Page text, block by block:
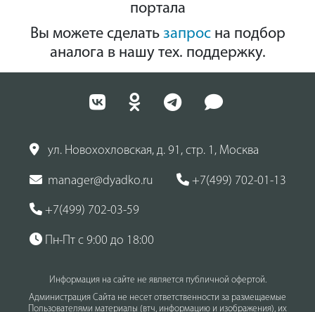
портала
Вы можете сделать запросна подбор
аналога в нашу тех. поддержку.
ул. Новохохловская, д. 91, стр. 1, Москва
manager@dyadko.ru +7(499) 702-01-13
+7(499) 702-03-59
Пн-Пт с 9:00 до 18:00
Информация на сайте не является публичной офертой.
Администрация Сайта не несет ответственности за размещаемые
Пользователями материалы (втч, информацию и изображения), их